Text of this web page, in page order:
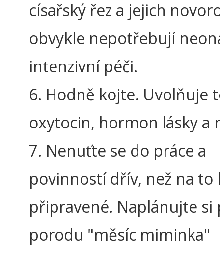
císařský řez a jejich
obvykle nepotřebují
intenzivní péči.
6. Hodně kojte. Uvolňuje
oxytocin, hormon lásky a
7. Nenuťte se do práce a
povinností dřív, než na to
připravené. Naplánujte si
porodu "měsíc miminka"